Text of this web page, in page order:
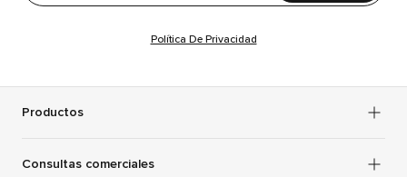
Política De Privacidad
Productos
Consultas comerciales